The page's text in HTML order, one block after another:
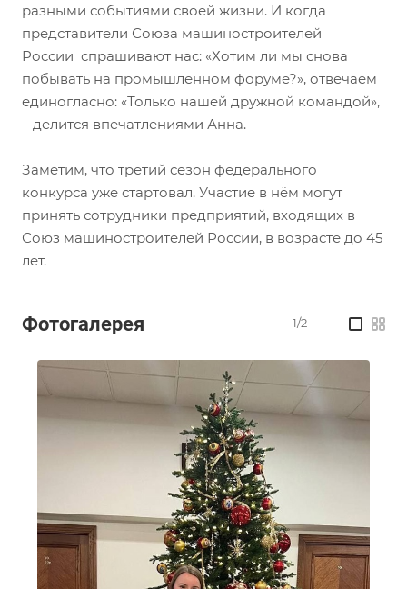
разными событиями своей жизни. И когда
представители Союза машиностроителей
России спрашивают нас: «Хотим ли мы снова
побывать на промышленном форуме?», отвечаем
единогласно: «Только нашей дружной командой»,
– делится впечатлениями Анна.
Заметим, что третий сезон федерального
конкурса уже стартовал. Участие в нём могут
принять сотрудники предприятий, входящих в
Союз машиностроителей России, в возрасте до 45
лет.
Фотогалерея 1/2 —